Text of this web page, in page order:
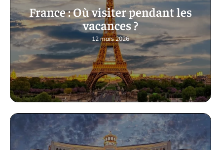
France : Où visiter pendant les
vacances ?
12 mars 2026